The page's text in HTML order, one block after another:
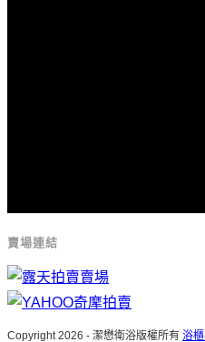
賣場連結
Copyright 2026 - 潔懋衛浴版權所有 浴